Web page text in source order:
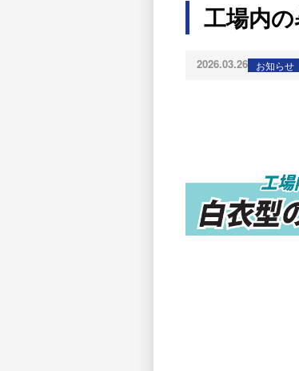
工場内
2026.03.26 お知らせ